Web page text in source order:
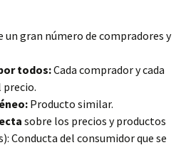
un gran número de compradores y
todos:Cada comprador y cada
precio.
Producto similar.
sobre los precios y productos
Conducta del consumidor que se